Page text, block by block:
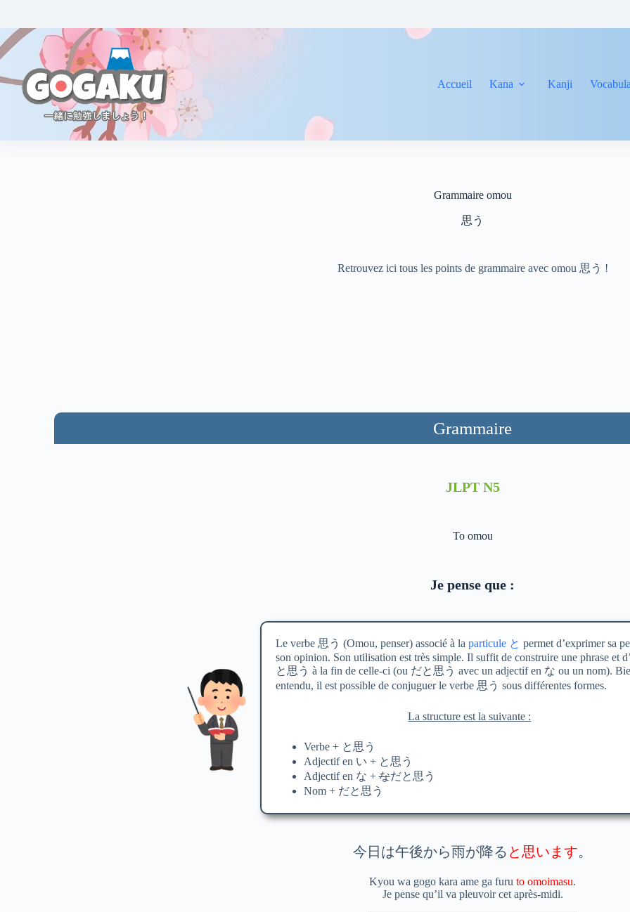
Accueil Kana Kanji
Grammaire omou
思う
Retrouvez ici tous les points de grammaire avec omou 思う !
Grammaire
JLPT N5
To omou
Je pense que :
Le verbe 思う (Omou, penser) associé à la particule と permet d’exprimer sa
son opinion. Son utilisation est très simple. Il suffit de construire une phrase et
と思う à la fin de celle-ci (ou だと思う avec un adjectif en な ou un nom).
entendu, il est possible de conjuguer le verbe 思う sous différentes formes.
La structure est la suivante :
Verbe + と思う
Adjectif en い + と思う
Adjectif en な +なだと思う
Nom + だと思う
今日は午後から雨が降る と思います。
Kyou wa gogo kara ame ga furu to omoimasu.
Je pense qu’il va pleuvoir cet après-midi.